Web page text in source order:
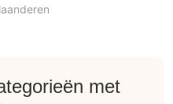
met